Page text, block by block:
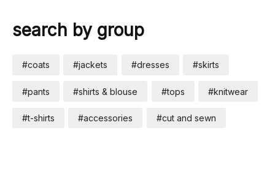
search by group
#coats #jackets #dresses #skirts
#pants #shirts & blouse #tops #knitwear
#t-shirts #accessories #cut and sewn